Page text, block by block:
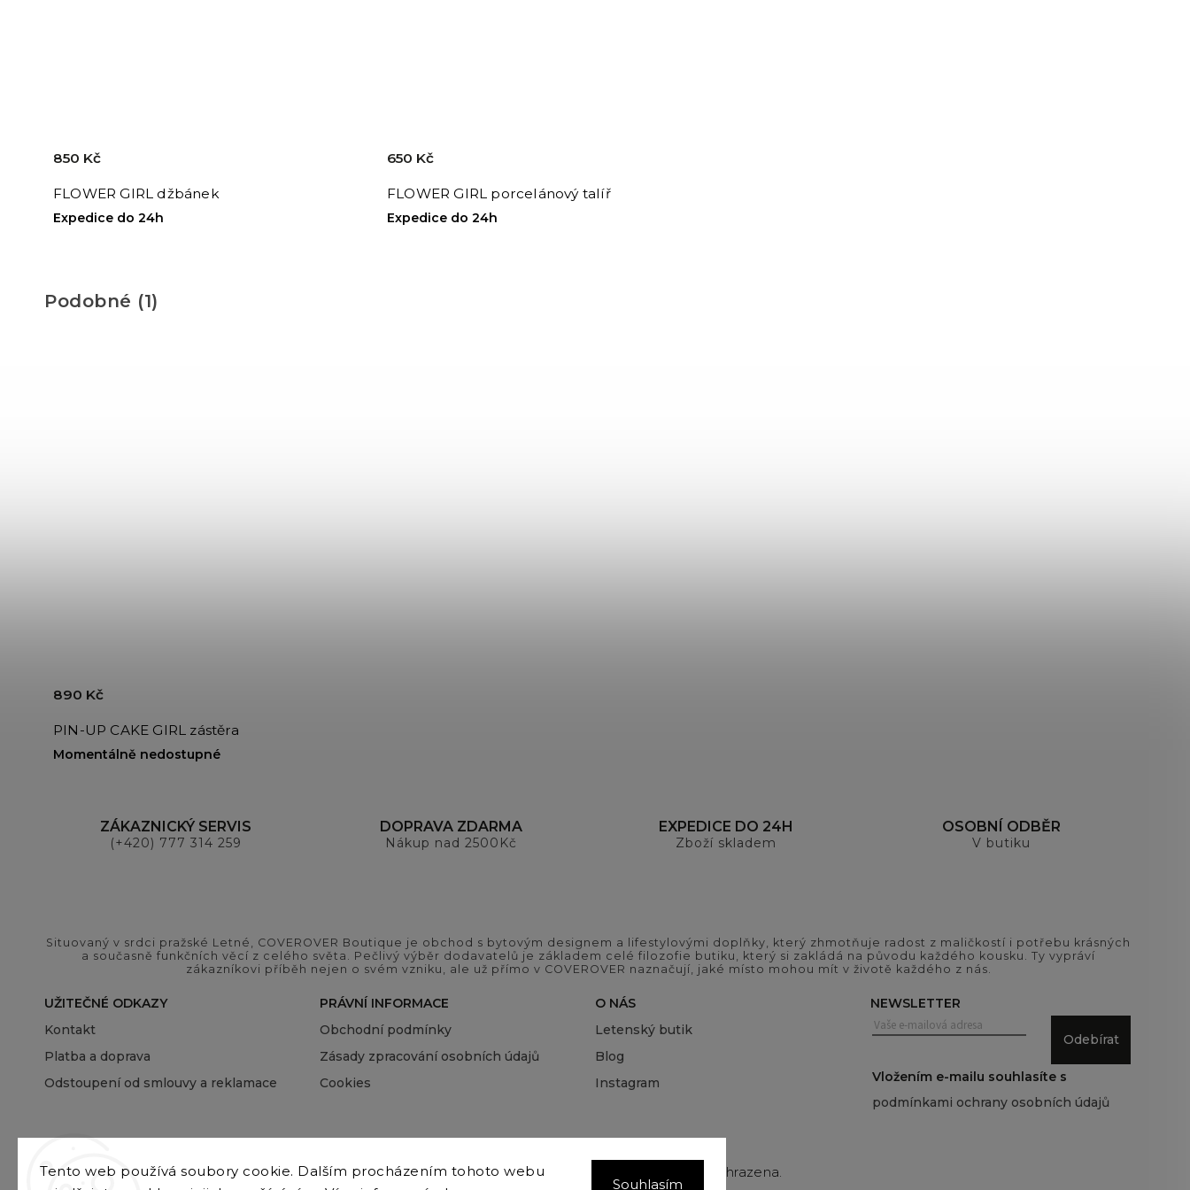
Tento web používá soubory cookie. Dalším procházením tohoto webu
Souhlasím
FLOWER GIRL džbánek
Expedice do 24h
850 Kč
FLOWER GIRL porcelánový talíř
Expedice do 24h
650 Kč
Podobné (1)
PIN-UP CAKE GIRL zástěra
Momentálně nedostupné
890 Kč
ZÁKAZNICKÝ SERVIS
(+420) 777 314 259
DOPRAVA ZDARMA
Nákup nad 2500Kč
EXPEDICE DO 24H
Zboží skladem
OSOBNÍ ODBĚR
V butiku
Situovaný v srdci pražské Letné, COVEROVER Boutique je obchod s bytovým designem a lifestylovými doplňky, který zhmotňuje radost z maličkostí i potřebu krásných
a současně funkčních věcí z celého světa. Pečlivý výběr dodavatelů je základem celé filozofie butiku, který si zakládá na původu každého kousku. Ty vypráví
zákazníkovi příběh nejen o svém vzniku, ale už přímo v COVEROVER naznačují, jaké místo mohou mít v životě každého z nás.
UŽITEČNÉ ODKAZY
Kontakt
Platba a doprava
Odstoupení od smlouvy a reklamace
PRÁVNÍ INFORMACE
Obchodní podmínky
Zásady zpracování osobních údajů
Cookies
O NÁS
Letenský butik
Blog
Instagram
NEWSLETTER
Odebírat
Vložením e-mailu souhlasíte s
podmínkami ochrany osobních údajů
Copyright 2026COVEROVER
. Všechna práva vyhrazena.